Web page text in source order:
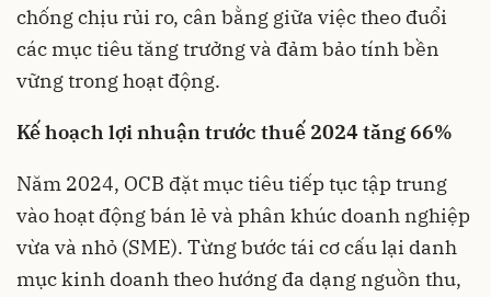
chống chịu rủi ro, cân bằng giữa việc theo đuổi
các mục tiêu tăng trưởng và đảm bảo tính bền
vững trong hoạt động.
Kế hoạch lợi nhuận trước thuế 2024 tăng 66%
Năm 2024, OCB đặt mục tiêu tiếp tục tập trung
vào hoạt động bán lẻ và phân khúc doanh nghiệp
vừa và nhỏ (SME). Từng bước tái cơ cấu lại danh
mục kinh doanh theo hướng đa dạng nguồn thu,